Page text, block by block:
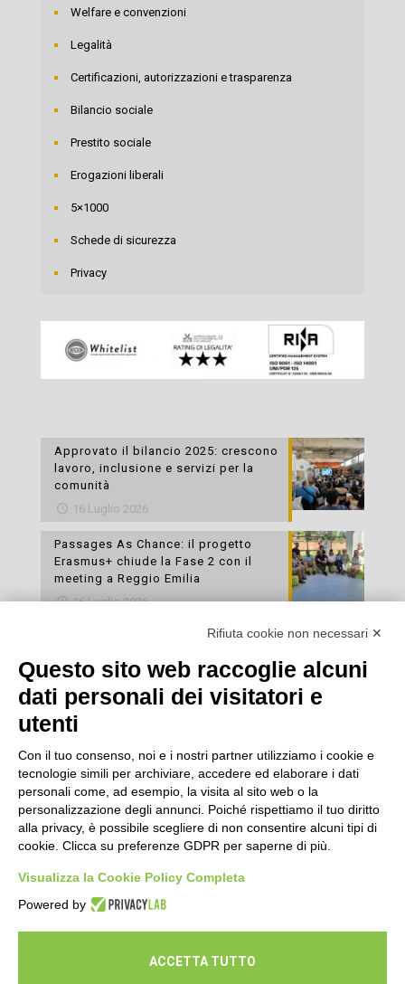
Welfare e convenzioni
Legalità
Certificazioni, autorizzazioni e trasparenza
Bilancio sociale
Prestito sociale
Erogazioni liberali
5×1000
Schede di sicurezza
Privacy
Approvato il bilancio 2025: crescono
lavoro, inclusione e servizi per la
comunità
16 Luglio 2026
Passages As Chance: il progetto
Erasmus+ chiude la Fase 2 con il
meeting a Reggio Emilia
16 Luglio 2026
Esami di laboratorio preventivi
cura della propria salute
16 Luglio 2026
Rifiuta cookie non necessari ✕
Questo sito web raccoglie alcuni
dati personali dei visitatori e
utenti
Con il tuo consenso, noi e i nostri partner utilizziamo i cookie e
tecnologie simili per archiviare, accedere ed elaborare i dati
personali come, ad esempio, la visita al sito web o la
personalizzazione degli annunci. Poiché rispettiamo il tuo diritto
alla privacy, è possibile scegliere di non consentire alcuni tipi di
cookie. Clicca su preferenze GDPR per saperne di più.
Visualizza la Cookie Policy Completa
Powered by
ACCETTA TUTTO